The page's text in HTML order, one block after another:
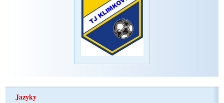
Jazyky